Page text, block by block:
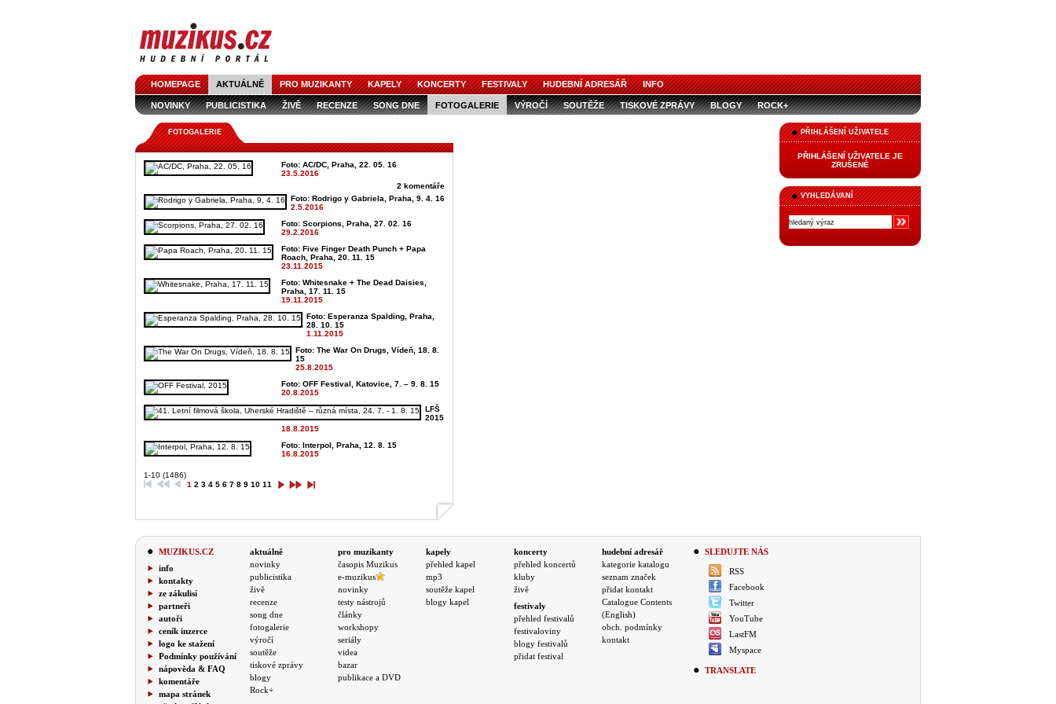
HOMEPAGE AKTUÁLNĚ PRO MUZIKANTY KAPELY KONCERTY FESTIVALY HUDEBNÍ ADRESÁŘ INFO
NOVINKY PUBLICISTIKA ŽIVĚ RECENZE SONG DNE FOTOGALERIE VÝROČÍ SOUTĚŽE TISKOVÉ ZPRÁVY BLOGY ROCK+
PŘIHLÁŠENÍ UŽIVATELE
PŘIHLÁŠENÍ UŽIVATELE JE
ZRUŠENÉ
VYHLEDÁVANÍ
FOTOGALERIE
Foto: AC/DC, Praha, 22. 05. 16
23.5.2016
2 komentáře
Foto: Rodrigo y Gabriela, Praha, 9. 4. 16
2.5.2016
Foto: Scorpions, Praha, 27. 02. 16
29.2.2016
Foto: Five Finger Death Punch + Papa
Roach, Praha, 20. 11. 15
23.11.2015
Foto: Whitesnake + The Dead Daisies,
Praha, 17. 11. 15
19.11.2015
Foto: Esperanza Spalding, Praha,
28. 10. 15
1.11.2015
Foto: The War On Drugs, Vídeň, 18. 8.
15
25.8.2015
Foto: OFF Festival, Katovice, 7. – 9. 8. 15
20.8.2015
LFŠ
2015
18.8.2015
Foto: Interpol, Praha, 12. 8. 15
16.8.2015
1-10 (1486)
1 2 3 4 5 6 7 8 9 10 11
MUZIKUS.CZ
info
kontakty
ze zákulisí
partneři
autoři
ceník inzerce
logo ke stažení
Podmínky používání
nápověda & FAQ
komentáře
mapa stránek
aktuálně
novinky
publicistika
živě
recenze
song dne
fotogalerie
výročí
soutěže
tiskové zprávy
blogy
Rock+
pro muzikanty
časopis Muzikus
e-muzikus
novinky
testy nástrojů
články
workshopy
seriály
videa
bazar
publikace a DVD
kapely
přehled kapel
mp3
soutěže kapel
blogy kapel
koncerty
přehled koncertů
kluby
živě
festivaly
přehled festivalů
festivaloviny
blogy festivalů
přidat festival
hudební adresář
kategorie katalogu
seznam značek
přidat kontakt
Catalogue Contents
(English)
obch. podmínky
kontakt
SLEDUJTE NÁS
RSS
Facebook
Twitter
YouTube
LastFM
Myspace
TRANSLATE